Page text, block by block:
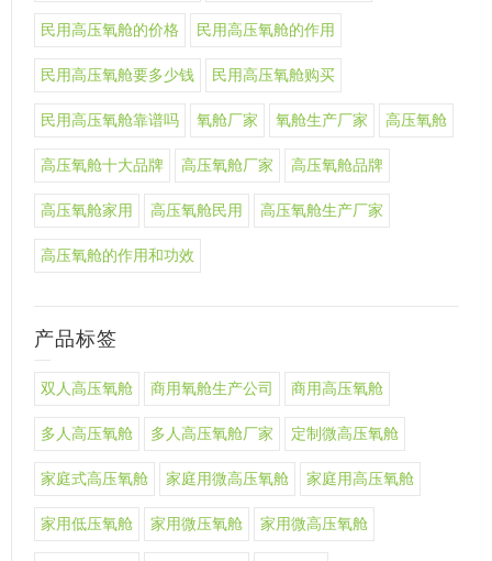
民用高压氧舱的价格 民用高压氧舱的作用
民用高压氧舱要多少钱 民用高压氧舱购买
民用高压氧舱靠谱吗 氧舱厂家 氧舱生产厂家 高压氧舱
高压氧舱十大品牌 高压氧舱厂家 高压氧舱品牌
高压氧舱家用 高压氧舱民用 高压氧舱生产厂家
高压氧舱的作用和功效
产品标签
双人高压氧舱 商用氧舱生产公司 商用高压氧舱
多人高压氧舱 多人高压氧舱厂家 定制微高压氧舱
家庭式高压氧舱 家庭用微高压氧舱 家庭用高压氧舱
家用低压氧舱 家用微压氧舱 家用微高压氧舱